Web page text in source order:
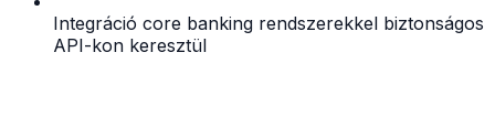
Integráció core banking rendszerekkel biztonságos
API-kon keresztül